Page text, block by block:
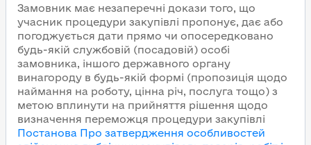
Замовник має незаперечні докази того, що
учасник процедури закупівлі пропонує, дає або
погоджується дати прямо чи опосередковано
будь-якій службовій (посадовій) особі
замовника, іншого державного органу
винагороду в будь-якій формі (пропозиція щодо
наймання на роботу, цінна річ, послуга тощо) з
метою вплинути на прийняття рішення щодо
визначення переможця процедури закупівлі
Постанова Про затвердження особливостей